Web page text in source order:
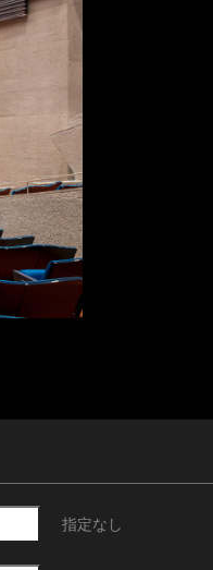
指定なし